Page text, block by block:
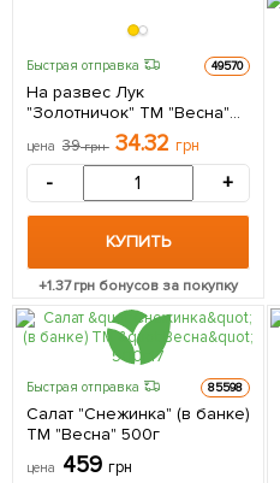
Быстрая отправка 49570
На развес Лук
"Золотничок" ТМ "Весна"
цена 39грн 34.32 грн
- +
КУПИТЬ
+1.37грн бонусов за покупку
Быстрая отправка 85598
Салат "Снежинка" (в банке)
ТМ "Весна" 500г
цена 459 грн